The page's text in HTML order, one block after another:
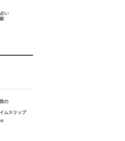
い
の
ムスリップ